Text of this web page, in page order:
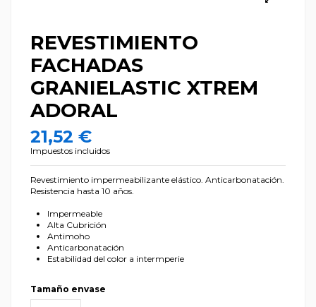
REVESTIMIENTO
FACHADAS
GRANIELASTIC XTREM
ADORAL
21,52 €
Impuestos incluidos
Revestimiento impermeabilizante elástico. Anticarbonatación.
Resistencia hasta 10 años.
Impermeable
Alta Cubrición
Antimoho
Anticarbonatación
Estabilidad del color a intermperie
Tamaño envase